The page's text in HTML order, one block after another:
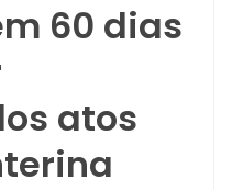
60 dias
atos